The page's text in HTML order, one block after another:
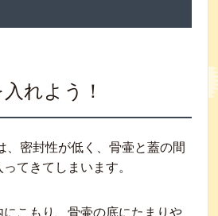
入れよう！
、密封性が低く、骨壷と蓋の間
てきてしまいます。
にこもり、骨壷の底にたまりや